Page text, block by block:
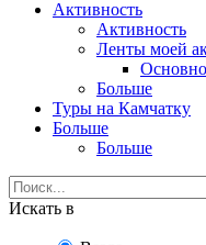
Активность
Активность
Ленты моей
Больше
Туры на Камчатку
Больше
Больше
Искать в